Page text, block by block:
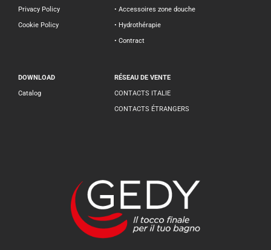
Privacy Policy
Cookie Policy
• Accessoires zone douche
• Hydrothérapie
• Contract
DOWNLOAD
Catalog
RÉSEAU DE VENTE
CONTACTS ITALIE
CONTACTS ÉTRANGERS